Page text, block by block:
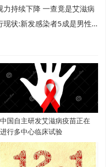
持续下降 一查竟是艾滋病
:新发感染者5成是男性同性传播
中国自主研发艾滋病疫苗正在
进行多中心临床试验